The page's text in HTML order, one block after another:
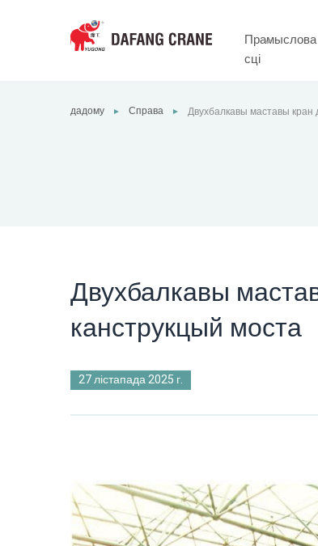
Прамыслова
сці
дадому ► Справа ► Двухбалкавы маставы кран
Двухбалкавы
канструкцый моста
27 лістапада 2025 г.